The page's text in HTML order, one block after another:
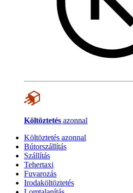
Költöztetés azonnal
Költöztetés azonnal
Bútorszállítás
Szállítás
Tehertaxi
Fuvarozás
Irodaköltöztetés